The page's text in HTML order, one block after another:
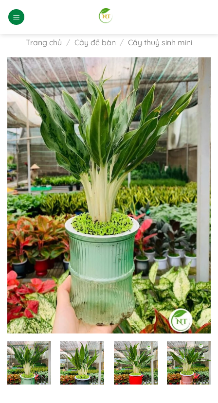
qua
Trang chủ / Cây để bàn / Cây thuỷ sinh mini